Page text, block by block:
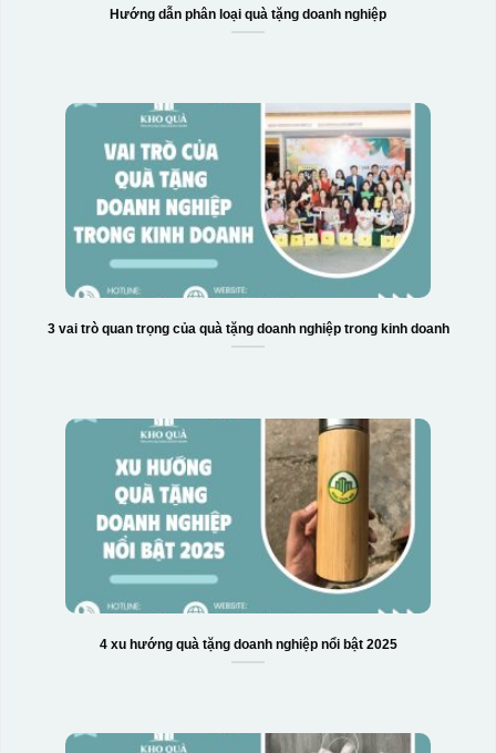
Hướng dẫn phân loại quà tặng doanh nghiệp
3 vai trò quan trọng của quà tặng doanh nghiệp trong kinh doanh
4 xu hướng quà tặng doanh nghiệp nổi bật 2025